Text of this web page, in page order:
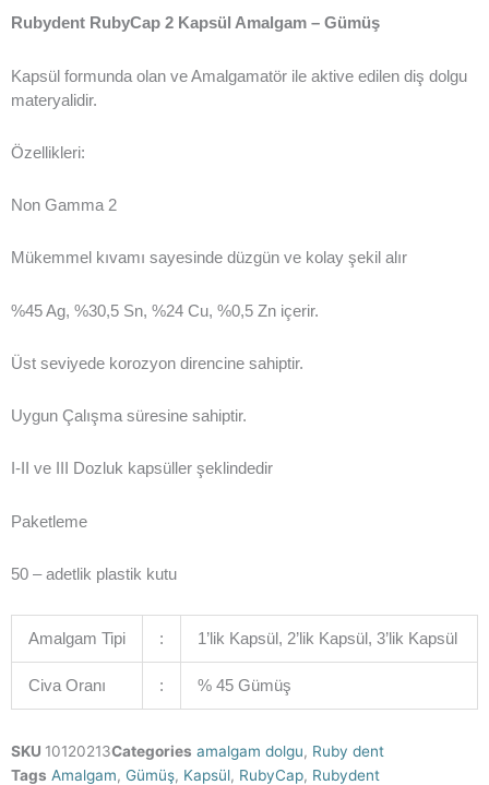
Rubydent RubyCap 2 Kapsül Amalgam – Gümüş
Kapsül formunda olan ve Amalgamatör ile aktive edilen diş dolgu
materyalidir.
Özellikleri:
Non Gamma 2
Mükemmel kıvamı sayesinde düzgün ve kolay şekil alır
%45 Ag, %30,5 Sn, %24 Cu, %0,5 Zn içerir.
Üst seviyede korozyon direncine sahiptir.
Uygun Çalışma süresine sahiptir.
I-II ve III Dozluk kapsüller şeklindedir
Paketleme
50 – adetlik plastik kutu
Amalgam Tipi : 1’lik Kapsül, 2’lik Kapsül, 3’lik Kapsül
Civa Oranı : % 45 Gümüş
SKU 10120213Categories amalgam dolgu, Ruby dent
Tags Amalgam, Gümüş, Kapsül, RubyCap, Rubydent